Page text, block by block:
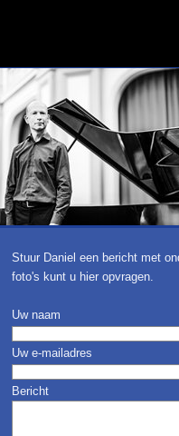
Stuur Daniel een bericht met
foto's kunt u hier opvragen.
Uw naam
Uw e-mailadres
Bericht